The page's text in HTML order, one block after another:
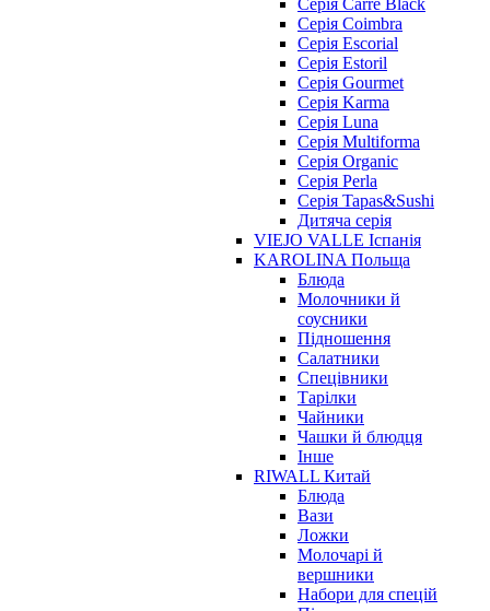
Серія Carre Black
Серія Coimbra
Серія Escorial
Серія Estoril
Серія Gourmet
Серія Karma
Серія Luna
Серія Multiforma
Серія Organic
Серія Perla
Серія Tapas&Sushi
Дитяча серія
VIEJO VALLE Іспанія
KAROLINA Польща
Блюда
Молочники й
соусники
Підношення
Салатники
Спецівники
Тарілки
Чайники
Чашки й блюдця
Інше
RIWALL Китай
Блюда
Вази
Ложки
Молочарі й
вершники
Набори для спецій